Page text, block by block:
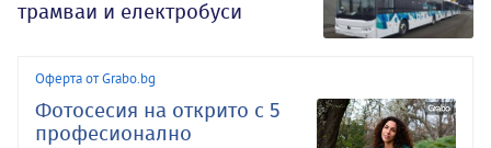
трамваи и електробуси
Оферта от Grabo.bg
Фотосесия на открито с 5
професионално